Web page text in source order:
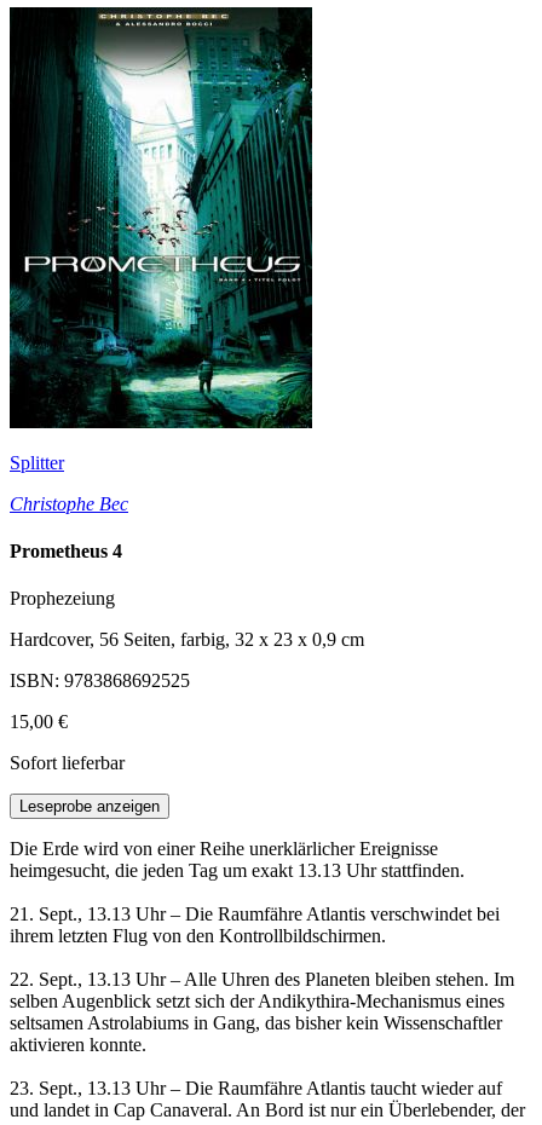
Splitter
Christophe Bec
Prometheus 4
Prophezeiung
Hardcover, 56 Seiten, farbig, 32 x 23 x 0,9 cm
ISBN: 9783868692525
15,00 €
Sofort lieferbar
Leseprobe anzeigen
Die Erde wird von einer Reihe unerklärlicher Ereignisse
heimgesucht, die jeden Tag um exakt 13.13 Uhr stattfinden.
21. Sept., 13.13 Uhr – Die Raumfähre Atlantis verschwindet bei
ihrem letzten Flug von den Kontrollbildschirmen.
22. Sept., 13.13 Uhr – Alle Uhren des Planeten bleiben stehen. Im
selben Augenblick setzt sich der Andikythira-Mechanismus eines
seltsamen Astrolabiums in Gang, das bisher kein Wissenschaftler
aktivieren konnte.
23. Sept., 13.13 Uhr – Die Raumfähre Atlantis taucht wieder auf
und landet in Cap Canaveral. An Bord ist nur ein Überlebender, der